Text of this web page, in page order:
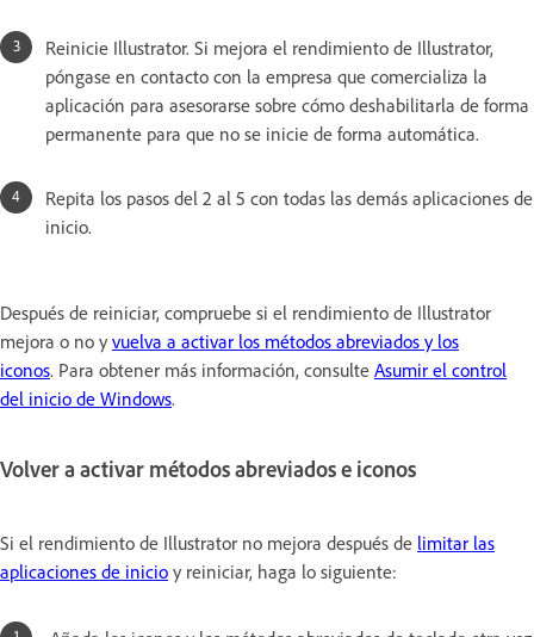
Reinicie Illustrator. Si mejora el rendimiento de Illustrator,
póngase en contacto con la empresa que comercializa la
aplicación para asesorarse sobre cómo deshabilitarla de forma
permanente para que no se inicie de forma automática.
Repita los pasos del 2 al 5 con todas las demás aplicaciones de
inicio.
Después de reiniciar, compruebe si el rendimiento de Illustrator
mejora o no y vuelva a activar los métodos abreviados y los
iconos. Para obtener más información, consulte Asumir el control
del inicio de Windows.
Volver a activar métodos abreviados e iconos
Si el rendimiento de Illustrator no mejora después de limitar las
aplicaciones de inicio y reiniciar, haga lo siguiente: